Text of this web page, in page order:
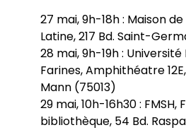
27 mai, 9h-18h : Maison
Latine, 217 Bd. Saint-
28 mai, 9h-19h : Université
Farines, Amphithéatre
Mann (75013)
29 mai, 10h-16h30 : FMSH,
bibliothèque, 54 Bd.